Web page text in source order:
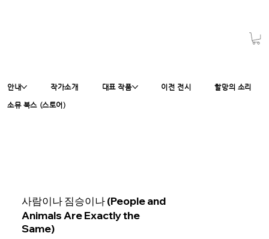
안내 작가소개 대표 작품 이전 전시 할망의 소리
소뮤 북스 (스토어)
사람이나 짐승이나 (People and
Animals Are Exactly the
Same)